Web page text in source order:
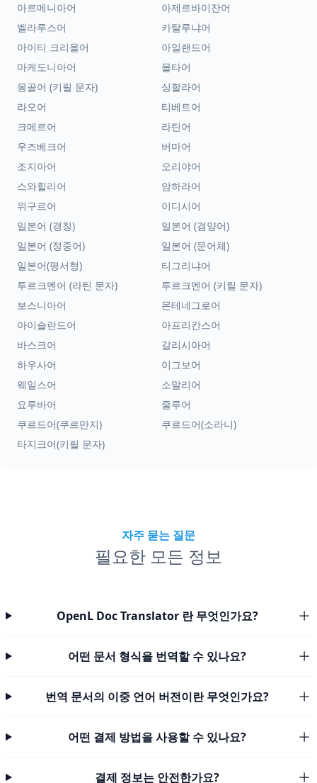
아르메니아어
아제르바이잔어
벨라루스어
카탈루냐어
아이티 크리올어
아일랜드어
마케도니아어
몰타어
몽골어 (키릴 문자)
싱할라어
라오어
티베트어
크메르어
라틴어
우즈베크어
버마어
조지아어
오리야어
스와힐리어
암하라어
위구르어
이디시어
일본어 (경칭)
일본어 (겸양어)
일본어 (정중어)
일본어 (문어체)
일본어(평서형)
티그리냐어
투르크멘어 (라틴 문자)
투르크멘어 (키릴 문자)
보스니아어
몬테네그로어
아이슬란드어
아프리칸스어
바스크어
갈리시아어
하우사어
이그보어
웨일스어
소말리어
요루바어
줄루어
쿠르드어(쿠르만지)
쿠르드어(소라니)
타지크어(키릴 문자)
자주 묻는 질문
필요한 모든 정보
OpenL Doc Translator 란 무엇인가요?
어떤 문서 형식을 번역할 수 있나요?
번역 문서의 이중 언어 버전이란 무엇인가요?
어떤 결제 방법을 사용할 수 있나요?
결제 정보는 안전한가요?